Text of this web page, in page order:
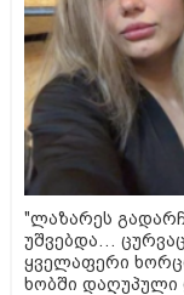
"ლაზარეს
უშვებდა…
ყველაფერი
ხობში